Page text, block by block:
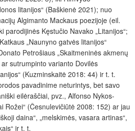
litanijos“ (Baškienė 2021); nuo
Algimanto Mackaus poezijoje (eil.
parodijinės Kęstučio Navako „Litanijos“;
„Naunyno gatvės litanijos“
Petrošiaus „Skaitmeninės akmenų
sutrumpinto varianto Dovilės
(Kuzminskaitė 2018: 44) ir t. t.
pavadinime neturintys, bet savo
eilėraščiai, pvz., Alfonso Nykos-
Rožei“ (Česnulevičiūtė 2008: 152) ar jau
daina“, „melskimės, vasara artinas“,
ir t. t.